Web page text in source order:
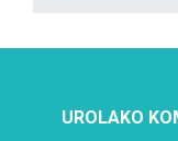
UROLAKO